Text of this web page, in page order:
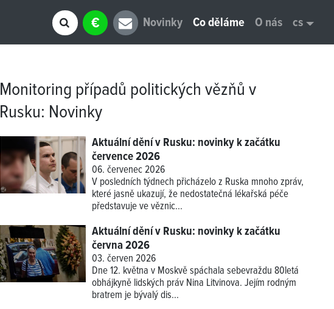
€ Novinky Co děláme O nás cs
Monitoring případů politických vězňů v
Rusku: Novinky
Aktuální dění v Rusku: novinky k začátku
července 2026
06. červenec 2026
V posledních týdnech přicházelo z Ruska mnoho zpráv,
které jasně ukazují, že nedostatečná lékařská péče
představuje ve věznic...
Aktuální dění v Rusku: novinky k začátku
června 2026
03. červen 2026
Dne 12. května v Moskvě spáchala sebevraždu 80letá
obhájkyně lidských práv Nina Litvinova. Jejím rodným
bratrem je bývalý dis...